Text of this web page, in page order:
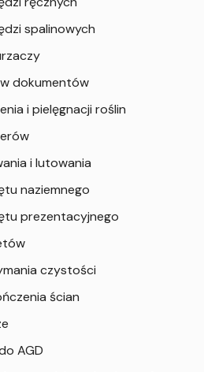
spalinowych
dokumentów
i pielęgnacji roślin
i lutowania
naziemnego
prezentacyjnego
czystości
ścian
AGD